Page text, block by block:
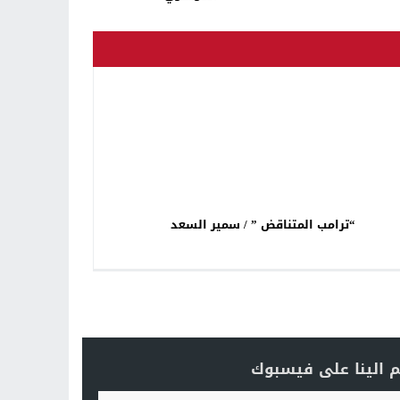
“ترامب المتناقض ” / سمير السعد
الينا على فيسبوك